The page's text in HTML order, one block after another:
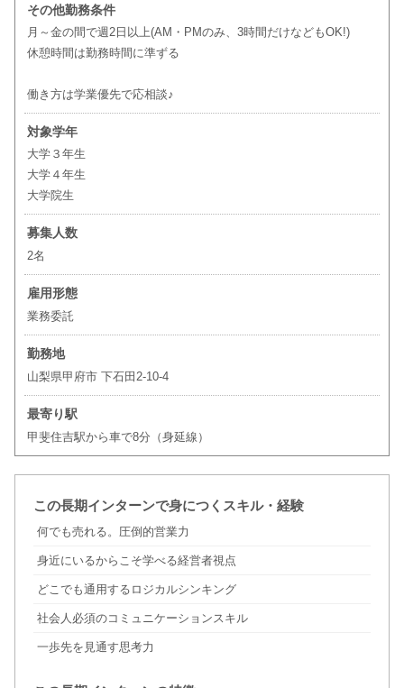
その他勤務条件
月～金の間で週2日以上(AM・PMのみ、3時間だけなどもOK!)
休憩時間は勤務時間に準ずる
働き方は学業優先で応相談♪
対象学年
大学３年生
大学４年生
大学院生
募集人数
2名
雇用形態
業務委託
勤務地
山梨県甲府市 下⽯⽥2-10-4
最寄り駅
甲斐住吉駅から車で8分（身延線）
この長期インターンで身につくスキル・経験
何でも売れる。圧倒的営業力
身近にいるからこそ学べる経営者視点
どこでも通用するロジカルシンキング
社会人必須のコミュニケーションスキル
一歩先を見通す思考力